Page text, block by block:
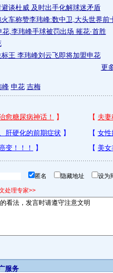
谈杜威 及时出手化解球迷矛盾
车称赞李玮峰:数中卫,大头世界前
,李玮峰手球被罚出场 摧花·首胜
标王 李玮峰刘云飞即将加盟申花
更
峰 申花 吉梅
匿名 隐藏地址 设为
处理专家>>
服务